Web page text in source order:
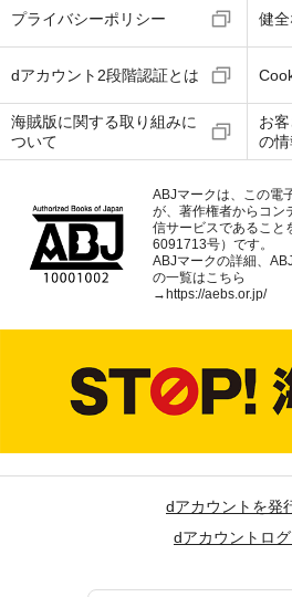
プライバシーポリシー 健
dアカウント2段階認証とは
海賊版に関する取り組みに
ついて
お
の
ABJマークは、この電
が、著作権者からコン
信サービスであること
6091713号）です。
ABJマークの詳細、
の一覧はこちら
→https://aebs.or.jp/
dアカウントを発
dアカウントロ